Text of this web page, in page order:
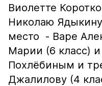
Виолетте
Николаю
место - Варе
Марии (6 класс)
Похлёбиным и
Джалилову (4